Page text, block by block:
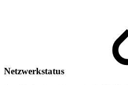
Netzwerkstatus